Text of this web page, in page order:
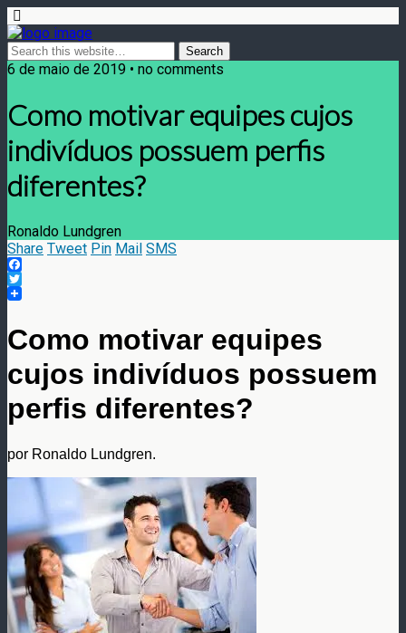
6 de maio de 2019 • no comments
Como motivar equipes cujos
indivíduos possuem perfis
diferentes?
Ronaldo Lundgren
Share Tweet Pin Mail SMS
Facebook
Twitter
Como motivar equipes
cujos indivíduos possuem
perfis diferentes?
por Ronaldo Lundgren.